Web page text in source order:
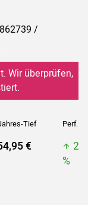
/
Wir überprüfen,
Tief Perf. 5J
€
%